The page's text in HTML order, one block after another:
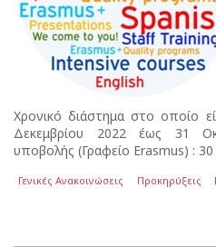
Χρονικό διάστημα στο οποίο
Δεκεμβρίου 2022 έως 31
υποβολής (Γραφείο Erasmus) :
Γενικές Ανακοινώσεις Προκηρύξεις